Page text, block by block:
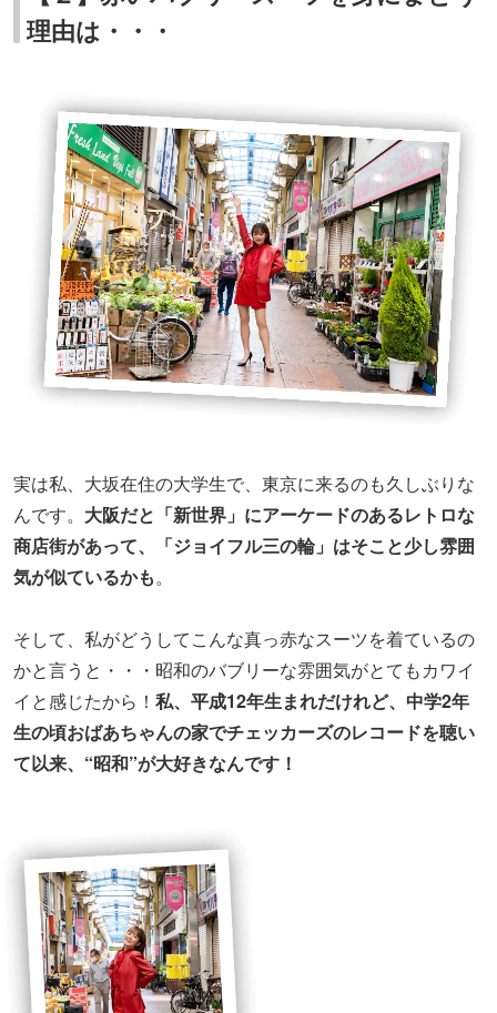
理由は・・・
実は私、大坂在住の大学生で、東京に来るのも久しぶりな
んです。 大阪だと「新世界」にアーケードのあるレトロな
商店街があって、「ジョイフル三の輪」はそこと少し雰囲
気が似ているかも。
そして、私がどうしてこんな真っ赤なスーツを着ているの
かと言うと・・・昭和のバブリーな雰囲気がとてもカワイ
イと感じたから！ 私、平成12年生まれだけれど、中学2年
生の頃おばあちゃんの家でチェッカーズのレコードを聴い
て以来、“昭和”が大好きなんです！